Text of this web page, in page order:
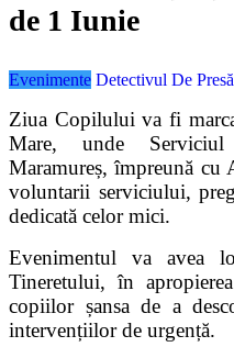
de 1 Iunie
Evenimente Detectivul De
Ziua Copilului va fi
Mare, unde
Maramureș, împreună cu
voluntarii serviciului,
dedicată celor mici.
Evenimentul va avea
Tineretului, în
copiilor șansa de a
intervențiilor de urgență.